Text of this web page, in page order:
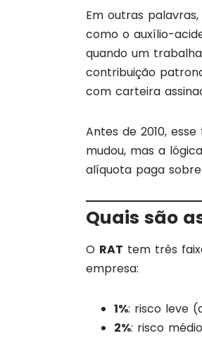
Em outras palavras,
como o auxílio-
quando um
contribuição
com carteira
Antes de 2010,
mudou, mas a
alíquota paga
Quais são
O RAT tem três
empresa:
1%: risco leve
2%: risco